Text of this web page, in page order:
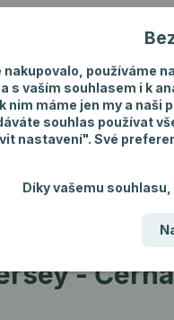
- Černá
nakupovalo, používáme
s vaším souhlasem i k
nim máme jen my a
souhlas používat
nastavení". Své
Díky vašemu